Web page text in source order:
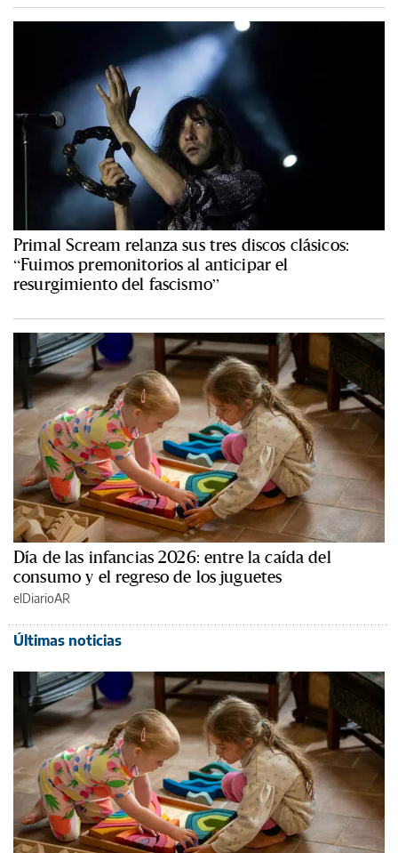
Primal Scream relanza sus tres discos clásicos:
“Fuimos premonitorios al anticipar el
resurgimiento del fascismo”
Día de las infancias 2026: entre la caída del
consumo y el regreso de los juguetes
elDiarioAR
Últimas noticias